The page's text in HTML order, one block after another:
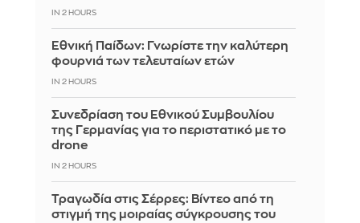
IN 2 HOURS
Εθνική Παίδων: Γνωρίστε την καλύτερη
φουρνιά των τελευταίων ετών
IN 2 HOURS
Συνεδρίαση του Εθνικού Συμβουλίου
της Γερμανίας για το περιστατικό με το
drone
IN 2 HOURS
Τραγωδία στις Σέρρες: Βίντεο από τη
στιγμή της μοιραίας σύγκρουσης του